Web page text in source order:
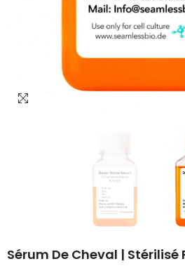
Sérum De Cheval |